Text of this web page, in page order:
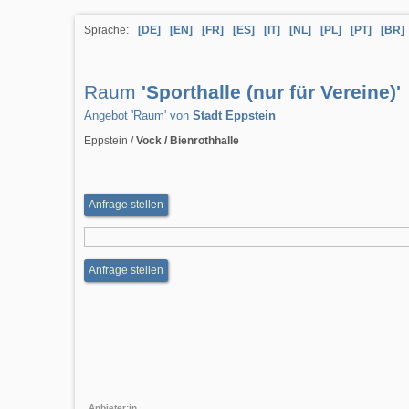
Sprache: [DE] [EN] [FR] [ES] [IT] [NL] [PL] [PT] [BR]
Raum 'Sporthalle (nur für Vereine)'
Angebot 'Raum' von Stadt Eppstein
Eppstein /Vock / Bienrothhalle
Anfrage stellen
Anfrage stellen